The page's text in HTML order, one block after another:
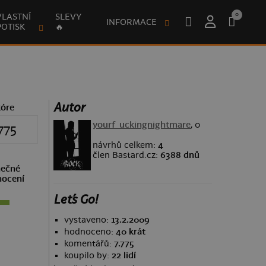
SLEVY
🔥
INFORMACE
0
Autor
yourf_uckingnightmare, 0
návrhů celkem:4
člen Bastard.cz:6388 dnů
Let´s Go!
vystaveno: 13.2.2009
hodnoceno: 40 krát
komentářů: 7.775
koupilo by: 22 lidí